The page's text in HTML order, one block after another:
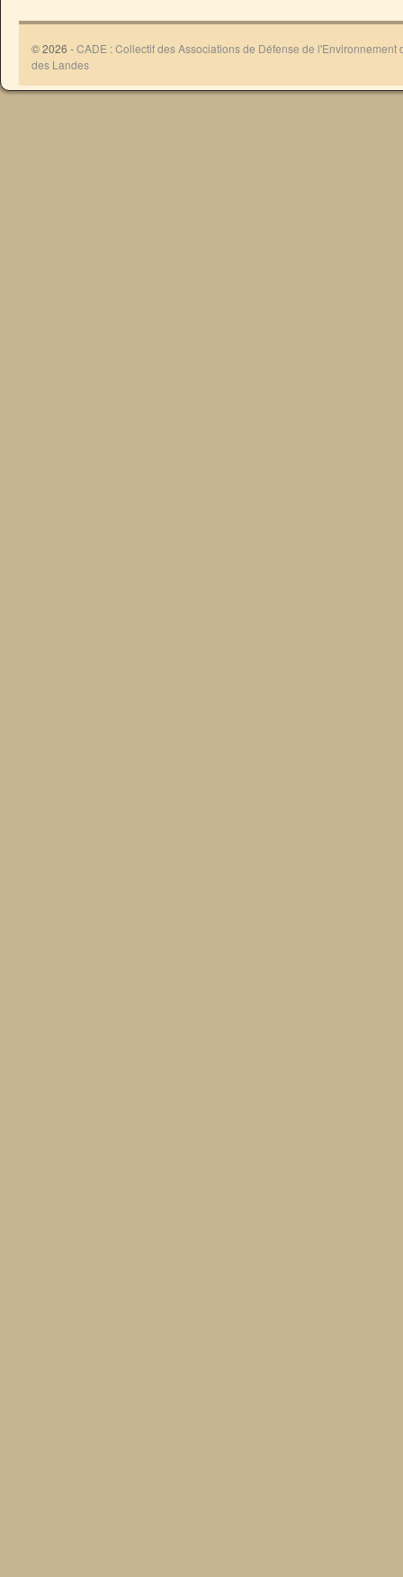
© 2026 -CADE : Collectif des Associations de Défense de l'Environnement
des Landes